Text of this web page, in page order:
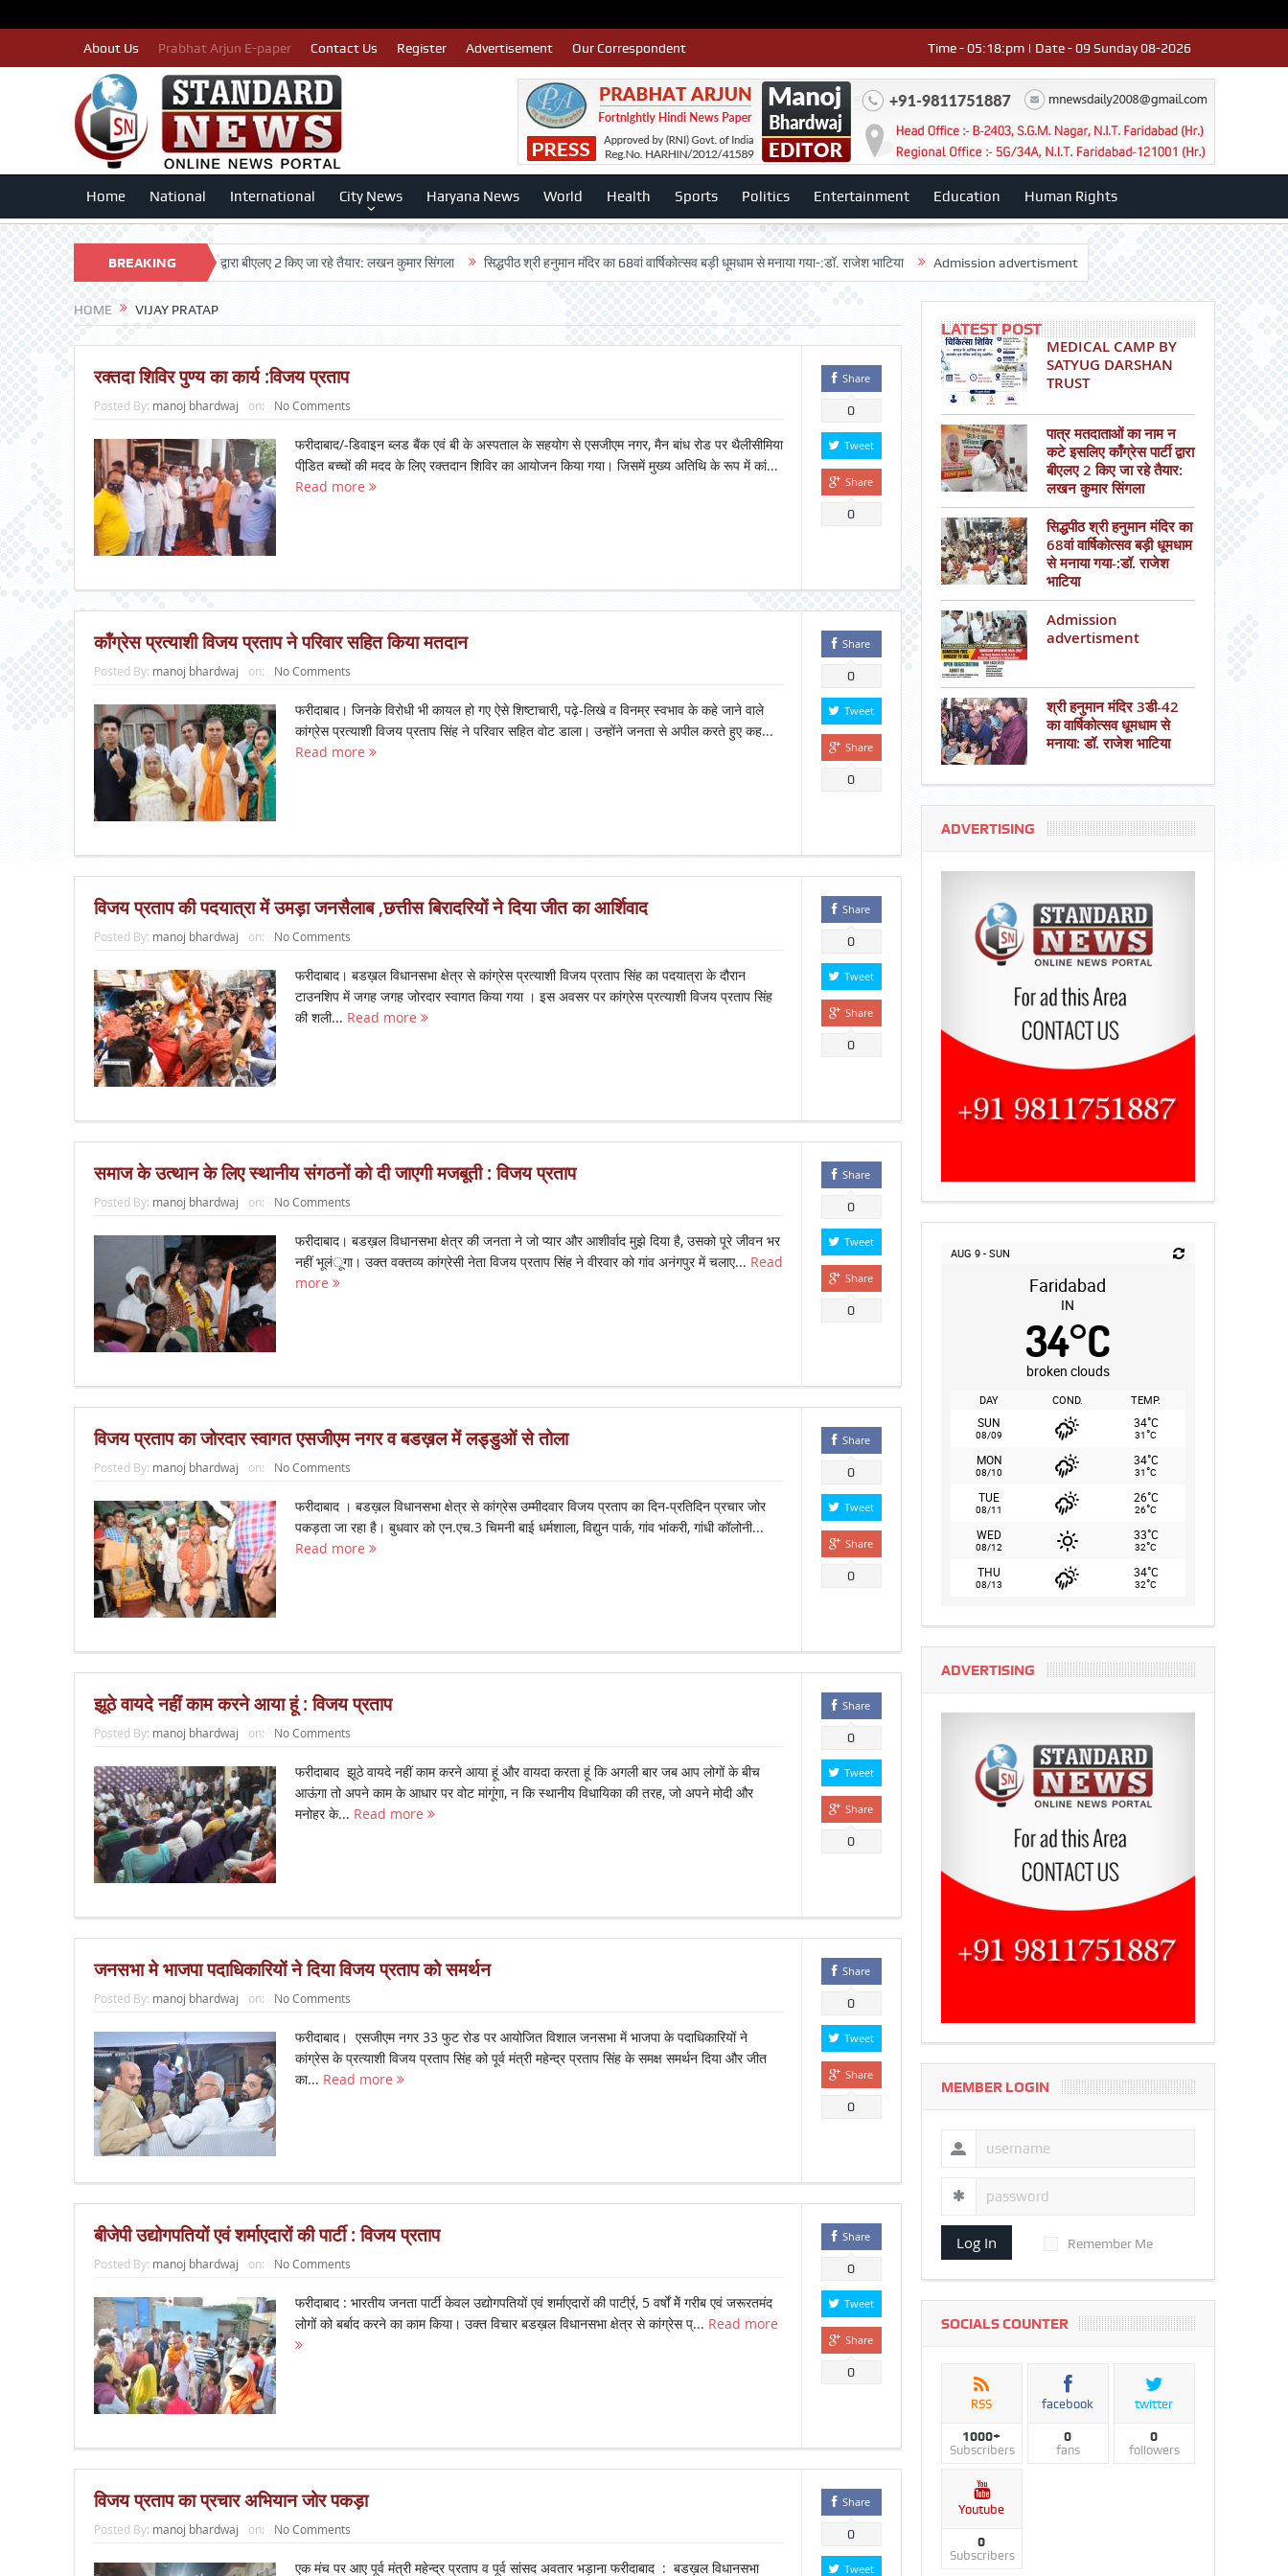
About Us Prabhat Arjun E-paper Contact Us Register Advertisement Our Correspondent Time - 05:18:pm | Date - 09 Sunday 08-2026
Home National International City News Haryana News World Health Sports Politics Entertainment Education Human Rights
BREAKING
NEWS
नाम न कटे इसलिए काँग्रेस पार्टी द्वारा बीएलए 2 किए जा रहे तैयार: लखन कुमार सिंगला सिद्धपीठ श्री हनुमान मंदिर का 68वां वार्षिकोत्सव बड़ी धूमधाम से मनाया गया-:डॉ. राजेश भाटिया Admission advertisment श्री हनुमान मंदिर 3डी-42 का वार्षिकोत्सव धूमधाम से
HOME VIJAY PRATAP
रक्तदा शिविर पुण्य का कार्य :विजय प्रताप
Posted By: manoj bhardwaj on: No Comments
फरीदाबाद/-डिवाइन ब्लड बैंक एवं बी के अस्पताल के सहयोग से एसजीएम नगर, मैन बांध रोड पर थैलीसीमिया
पीडि़त बच्चों की मदद के लिए रक्तदान शिविर का आयोजन किया गया। जिसमें मुख्य अतिथि के रूप में कां...
Read more
Share
0
Tweet
Share
0
कॉंग्रेस प्रत्याशी विजय प्रताप ने परिवार सहित किया मतदान
Posted By: manoj bhardwaj on: No Comments
फरीदाबाद। जिनके विरोधी भी कायल हो गए ऐसे शिष्टाचारी, पढ़े-लिखे व विनम्र स्वभाव के कहे जाने वाले
कांग्रेस प्रत्याशी विजय प्रताप सिंह ने परिवार सहित वोट डाला। उन्होंने जनता से अपील करते हुए कह...
Read more
Share
0
Tweet
Share
0
विजय प्रताप की पदयात्रा में उमड़ा जनसैलाब ,छत्तीस बिरादरियों ने दिया जीत का आर्शिवाद
Posted By: manoj bhardwaj on: No Comments
फरीदाबाद। बडख़ल विधानसभा क्षेत्र से कांग्रेस प्रत्याशी विजय प्रताप सिंह का पदयात्रा के दौरान
टाउनशिप में जगह जगह जोरदार स्वागत किया गया । इस अवसर पर कांग्रेस प्रत्याशी विजय प्रताप सिंह
की शली... Read more
Share
0
Tweet
Share
0
समाज के उत्थान के लिए स्थानीय संगठनों को दी जाएगी मजबूती : विजय प्रताप
Posted By: manoj bhardwaj on: No Comments
फरीदाबाद। बडख़ल विधानसभा क्षेत्र की जनता ने जो प्यार और आशीर्वाद मुझे दिया है, उसको पूरे जीवन भर
नहीं भूलंूगा। उक्त वक्तव्य कांग्रेसी नेता विजय प्रताप सिंह ने वीरवार को गांव अनंगपुर में चलाए... Read
more
Share
0
Tweet
Share
0
विजय प्रताप का जोरदार स्वागत एसजीएम नगर व बडख़ल में लड्डुओं से तोला
Posted By: manoj bhardwaj on: No Comments
फरीदाबाद । बडख़ल विधानसभा क्षेत्र से कांग्रेस उम्मीदवार विजय प्रताप का दिन-प्रतिदिन प्रचार जोर
पकड़ता जा रहा है। बुधवार को एन.एच.3 चिमनी बाई धर्मशाला, विद्युन पार्क, गांव भांकरी, गांधी कॉलोनी...
Read more
Share
0
Tweet
Share
0
झूठे वायदे नहीं काम करने आया हूं : विजय प्रताप
Posted By: manoj bhardwaj on: No Comments
फरीदाबाद झूठे वायदे नहीं काम करने आया हूं और वायदा करता हूं कि अगली बार जब आप लोगों के बीच
आऊंगा तो अपने काम के आधार पर वोट मांगूंगा, न कि स्थानीय विधायिका की तरह, जो अपने मोदी और
मनोहर के... Read more
Share
0
Tweet
Share
0
जनसभा मे भाजपा पदाधिकारियों ने दिया विजय प्रताप को समर्थन
Posted By: manoj bhardwaj on: No Comments
फरीदाबाद। एसजीएम नगर 33 फुट रोड पर आयोजित विशाल जनसभा में भाजपा के पदाधिकारियों ने
कांग्रेस के प्रत्याशी विजय प्रताप सिंह को पूर्व मंत्री महेन्द्र प्रताप सिंह के समक्ष समर्थन दिया और जीत
का... Read more
Share
0
Tweet
Share
0
बीजेपी उद्योगपतियों एवं शर्माएदारों की पार्टी : विजय प्रताप
Posted By: manoj bhardwaj on: No Comments
फरीदाबाद : भारतीय जनता पार्टी केवल उद्योगपतियों एवं शर्माएदारों की पाटी्र्र, 5 वर्षों मेें गरीब एवं जरूरतमंद
लोगों को बर्बाद करने का काम किया। उक्त विचार बडख़ल विधानसभा क्षेत्र से कांग्रेस प्... Read more
Share
0
Tweet
Share
0
विजय प्रताप का प्रचार अभियान जोर पकड़ा
Posted By: manoj bhardwaj on: No Comments
एक मंच पर आए पूर्व मंत्री महेन्द्र प्रताप व पूर्व सांसद अवतार भड़ाना फरीदाबाद : बडख़ल विधानसभा
Share
0
Tweet
LATEST POST
MEDICAL CAMP BY
SATYUG DARSHAN
TRUST
पात्र मतदाताओं का नाम न
कटे इसलिए काँग्रेस पार्टी द्वारा
बीएलए 2 किए जा रहे तैयार:
लखन कुमार सिंगला
सिद्धपीठ श्री हनुमान मंदिर का
68वां वार्षिकोत्सव बड़ी धूमधाम
से मनाया गया-:डॉ. राजेश
भाटिया
Admission
advertisment
श्री हनुमान मंदिर 3डी-42
का वार्षिकोत्सव धूमधाम से
मनाया: डॉ. राजेश भाटिया
ADVERTISING
AUG 9 - SUN
Faridabad
IN
34°C
broken clouds
DAY COND. TEMP.
SUN
08/09
34°C
31°C
MON
08/10
34°C
31°C
TUE
08/11
26°C
26°C
WED
08/12
33°C
32°C
THU
08/13
34°C
32°C
ADVERTISING
MEMBER LOGIN
Log In Remember Me
SOCIALS COUNTER
RSS
1000+
Subscribers
facebook
0
fans
twitter
0
followers
Youtube
0
Subscribers